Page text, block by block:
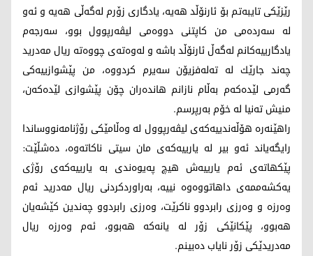
رێزێكی تایبه‌تم بۆ ئارنۆڵد هه‌یه‌، یادگاری زۆرم له‌گه‌ڵی هه‌یه‌ و ئه‌و
له‌ سه‌رده‌می من كاپتنی دووه‌می لیڤه‌رپوول بوو، سه‌رجه‌م
یادگارییه‌كانم له‌گه‌ڵ ئارنۆڵد باشه‌ و له‌وه‌ته‌ی چووه‌ته‌ ریال مه‌درید
چه‌ند جارێك له‌ ته‌له‌فزیۆن سه‌یرم كردووه‌، من پێشوازییه‌كی
گه‌رمی لێده‌كه‌م به‌ڵام نازانم هانده‌ران چۆن پێشوازی لێده‌كه‌ن،
منیش ته‌نیا له‌ خۆم به‌رپرسم.
راهێنەرە هۆڵەندییەكەی لیڤەرپوول لە وەڵامێكی رۆژنامەنووساندا
رایگەیاند ئەو بیر له‌ یارییه‌كه‌ی مان سیتی ناكاته‌وه‌، دەشڵێت:
پێكهاته‌ی ئه‌م یارییه‌ش هیچ په‌یوه‌ندی به‌ یارییه‌كه‌ی رۆژی
یه‌كشه‌ممه‌ی داهاتووه‌وه‌ نییه‌، به‌راوردكردنی ریال مه‌درید ئه‌م
وه‌رزه‌ و وه‌رزی رابردوو ناكرێت، وه‌رزی رابردوو چه‌ندین كێشه‌یان
هه‌بوو، پێكانێكی زۆر له‌ یانه‌كه‌ هه‌بوو، ئه‌م وه‌رزه‌ ریال
مه‌دریدێكی زۆر نایاب ده‌بینم.